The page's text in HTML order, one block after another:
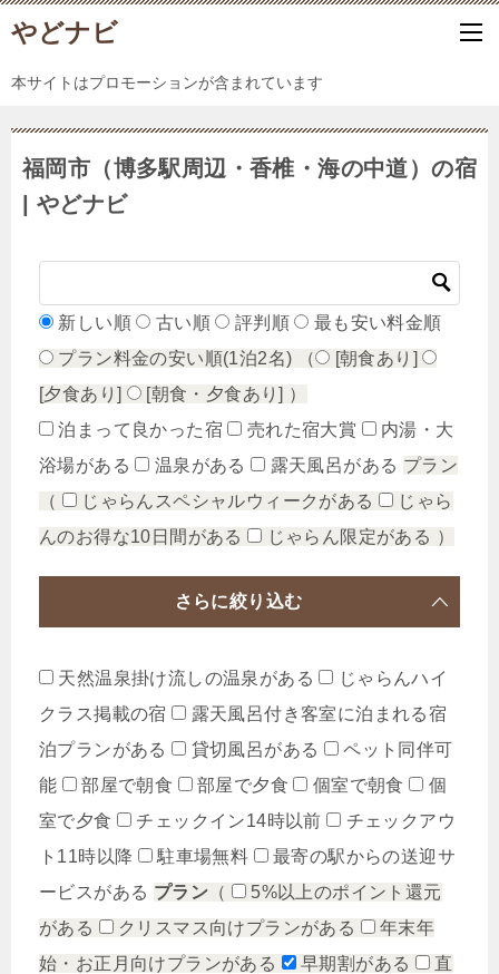
やどナビ
本サイトはプロモーションが含まれています
福岡市（博多駅周辺・香椎・海の中道）の宿
| やどナビ
新しい順 古い順 評判順
最も安い料金順
プラン料金の安い順(1泊2名)
（
[朝食あり]
[夕食あり]
[朝食・夕食あり] ）
泊まって良かった宿
売れた宿大賞
内湯・大
浴場がある
温泉がある 露天風呂がある プラン
（
じゃらんスペシャルウィークがある
じゃら
んのお得な10日間がある
じゃらん限定がある ）
さらに絞り込む
天然温泉掛け流しの温泉がある
じゃらんハイ
クラス掲載の宿
露天風呂付き客室に泊まれる宿
泊プランがある
貸切風呂がある
ペット同伴可
能
部屋で朝食 部屋で夕食 個室で朝食
個
室で夕食
チェックイン14時以前
チェックアウ
ト11時以降
駐車場無料
最寄の駅からの送迎サ
ービスがある プラン （
5%以上のポイント還元
がある
クリスマス向けプランがある
年末年
始・お正月向けプランがある
早期割がある
直